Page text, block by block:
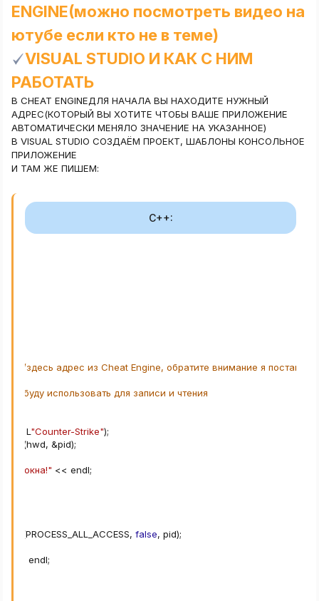
ENGINE(можно посмотреть видео на
ютубе если кто не в теме)
VISUAL STUDIO И КАК С НИМ
РАБОТАТЬ
В CHEAT ENGINEДЛЯ НАЧАЛА ВЫ НАХОДИТЕ НУЖНЫЙ
АДРЕС(КОТОРЫЙ ВЫ ХОТИТЕ ЧТОБЫ ВАШЕ ПРИЛОЖЕНИЕ
АВТОМАТИЧЕСКИ МЕНЯЛО ЗНАЧЕНИЕ НА УКАЗАННОЕ)
B VISUAL STUDIO СОЗДАЁМ ПРОЕКТ, ШАБЛОНЫ КОНСОЛЬНОЕ
ПРИЛОЖЕНИЕ
И ТАМ ЖЕ ПИШЕМ:
C++:
//здесь адрес из Cheat Engine, обратите внимание я
я буду использовать для записи и чтения
L"Counter-Strike");
(hwd, &pid);
окна!" << endl;
(PROCESS_ALL_ACCESS, false, pid);
endl;